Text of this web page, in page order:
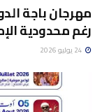
مهرجان باجة
رغم محدودية